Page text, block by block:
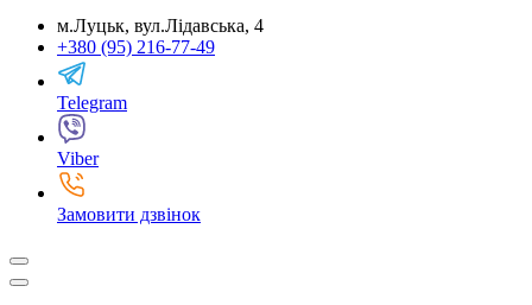
м.Луцьк, вул.Лідавська, 4
+380 (95) 216-77-49
Telegram
Viber
Замовити дзвінок